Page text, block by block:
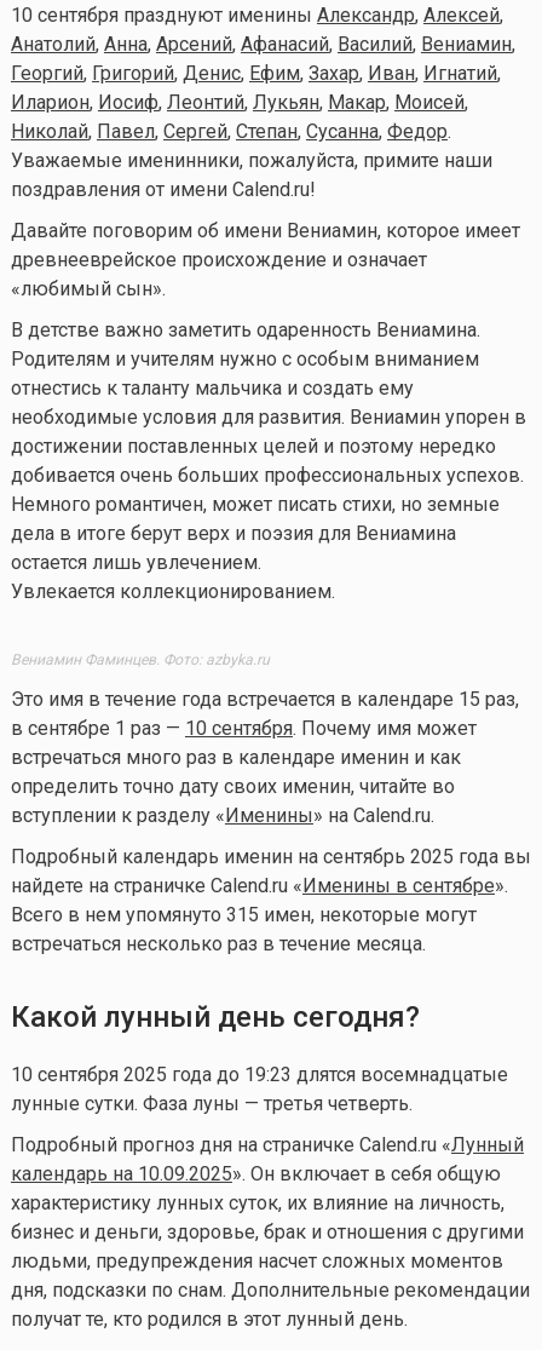
10 сентября празднуют именины Александр, Алексей,
Анатолий, Анна, Арсений, Афанасий, Василий, Вениамин,
Георгий, Григорий, Денис, Ефим, Захар, Иван, Игнатий,
Иларион, Иосиф, Леонтий, Лукьян, Макар, Моисей,
Николай, Павел, Сергей, Степан, Сусанна, Федор.
Уважаемые именинники, пожалуйста, примите наши
поздравления от имени Calend.ru!
Давайте поговорим об имени Вениамин, которое имеет
древнееврейское происхождение и означает
«любимый сын».
В детстве важно заметить одаренность Вениамина.
Родителям и учителям нужно с особым вниманием
отнестись к таланту мальчика и создать ему
необходимые условия для развития. Вениамин упорен в
достижении поставленных целей и поэтому нередко
добивается очень больших профессиональных успехов.
Немного романтичен, может писать стихи, но земные
дела в итоге берут верх и поэзия для Вениамина
остается лишь увлечением.
Увлекается коллекционированием.
Вениамин Фаминцев. Фото: azbyka.ru
Это имя в течение года встречается в календаре 15 раз,
в сентябре 1 раз — 10 сентября. Почему имя может
встречаться много раз в календаре именин и как
определить точно дату своих именин, читайте во
вступлении к разделу « Именины» на Calend.ru.
Подробный календарь именин на сентябрь 2025 года вы
найдете на страничке Calend.ru « Именины в сентябре».
Всего в нем упомянуто 315 имен, некоторые могут
встречаться несколько раз в течение месяца.
Какой лунный день сегодня?
10 сентября 2025 года до 19:23 длятся восемнадцатые
лунные сутки. Фаза луны — третья четверть.
Подробный прогноз дня на страничке Calend.ru «Лунный
календарь на 10.09.2025». Он включает в себя общую
характеристику лунных суток, их влияние на личность,
бизнес и деньги, здоровье, брак и отношения с другими
людьми, предупреждения насчет сложных моментов
дня, подсказки по снам. Дополнительные рекомендации
получат те, кто родился в этот лунный день.